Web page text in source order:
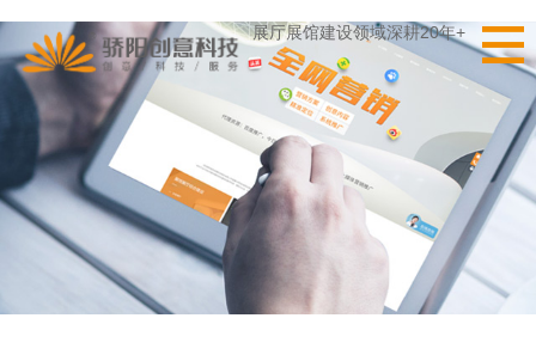
展厅展馆建设领域深耕20年+